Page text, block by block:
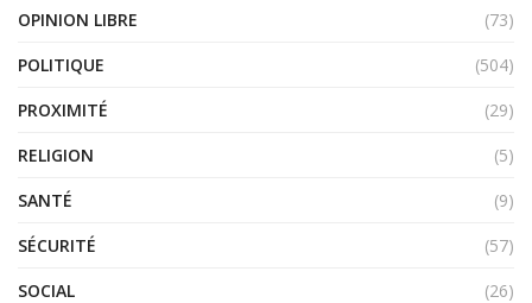
OPINION LIBRE
(73)
POLITIQUE
(504)
PROXIMITÉ
(29)
RELIGION
(5)
SANTÉ
(9)
SÉCURITÉ
(57)
SOCIAL
(26)